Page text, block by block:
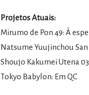
Projetos Atuais:
Mirumo de Pon 49: À
Natsume Yuujinchou San
Shoujo Kakumei Utena
Tokyo Babylon: Em QC